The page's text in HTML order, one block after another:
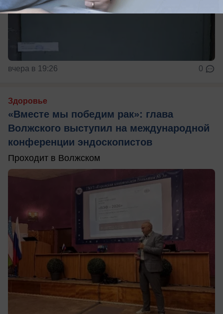
вчера в 19:26 0
Здоровье
«Вместе мы победим рак»: глава
Волжского выступил на международной
конференции эндоскопистов
Проходит в Волжском